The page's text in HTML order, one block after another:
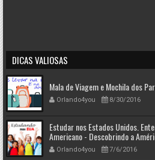
DICAS VALIOSAS
Mala de Viagem e Mochila dos
Orlando4you 8/30/2016
Estudar nos Estados Unidos.
Americano - Descobrindo a
Orlando4you 7/6/2016